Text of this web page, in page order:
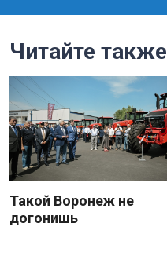
Читайте также
Такой Воронеж не
догонишь